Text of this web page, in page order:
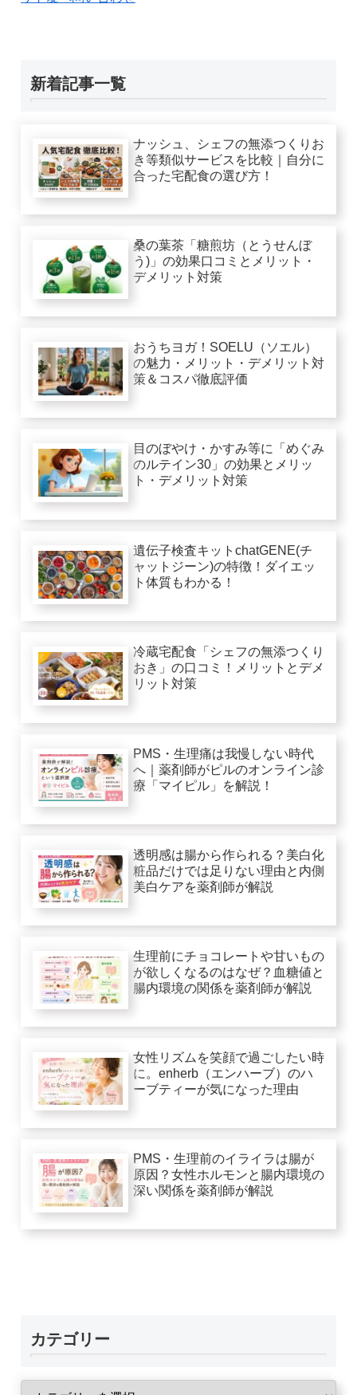
新着記事一覧
ナッシュ、シェフの無添つくりお
き等類似サービスを比較｜自分に
合った宅配食の選び方！
桑の葉茶「糖煎坊（とうせんぼ
う)」の効果口コミとメリット・
デメリット対策
おうちヨガ！SOELU（ソエル）
の魅力・メリット・デメリット対
策＆コスパ徹底評価
目のぼやけ・かすみ等に「めぐみ
のルテイン30」の効果とメリッ
ト・デメリット対策
遺伝子検査キットchatGENE(チ
ャットジーン)の特徴！ダイエッ
ト体質もわかる！
冷蔵宅配食「シェフの無添つくり
おき」の口コミ！メリットとデメ
リット対策
PMS・生理痛は我慢しない時代
へ｜薬剤師がピルのオンライン診
療「マイピル」を解説！
透明感は腸から作られる？美白化
粧品だけでは足りない理由と内側
美白ケアを薬剤師が解説
生理前にチョコレートや甘いもの
が欲しくなるのはなぜ？血糖値と
腸内環境の関係を薬剤師が解説
女性リズムを笑顔で過ごしたい時
に。enherb（エンハーブ）のハ
ーブティーが気になった理由
PMS・生理前のイライラは腸が
原因？女性ホルモンと腸内環境の
深い関係を薬剤師が解説
カテゴリー